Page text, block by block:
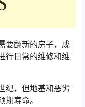
要翻新的房子，成
行日常的维修和维
纪，但地基和恶劣
寿命。